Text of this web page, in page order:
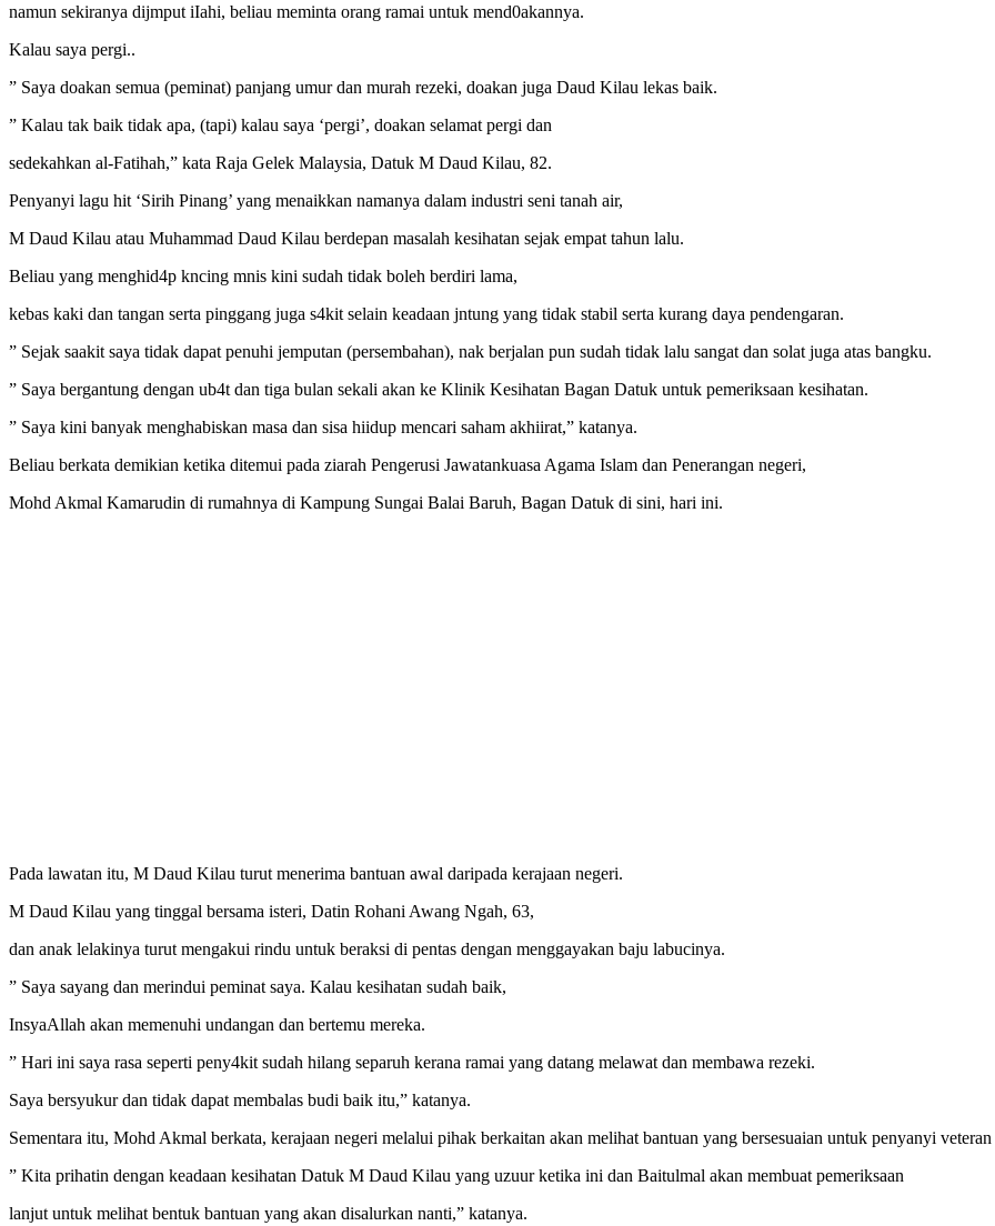
namun sekiranya dijmput iIahi, beliau meminta orang ramai untuk mend0akannya.
Kalau saya pergi..
” Saya doakan semua (peminat) panjang umur dan murah rezeki, doakan juga Daud Kilau lekas baik.
” Kalau tak baik tidak apa, (tapi) kalau saya ‘pergi’, doakan selamat pergi dan
sedekahkan al-Fatihah,” kata Raja Gelek Malaysia, Datuk M Daud Kilau, 82.
Penyanyi lagu hit ‘Sirih Pinang’ yang menaikkan namanya dalam industri seni tanah air,
M Daud Kilau atau Muhammad Daud Kilau berdepan masalah kesihatan sejak empat tahun lalu.
Beliau yang menghid4p kncing mnis kini sudah tidak boleh berdiri lama,
kebas kaki dan tangan serta pinggang juga s4kit selain keadaan jntung yang tidak stabil serta kurang daya pendengaran.
” Sejak saakit saya tidak dapat penuhi jemputan (persembahan), nak berjalan pun sudah tidak lalu sangat dan solat juga atas bangku.
” Saya bergantung dengan ub4t dan tiga bulan sekali akan ke Klinik Kesihatan Bagan Datuk untuk pemeriksaan kesihatan.
” Saya kini banyak menghabiskan masa dan sisa hiidup mencari saham akhiirat,” katanya.
Beliau berkata demikian ketika ditemui pada ziarah Pengerusi Jawatankuasa Agama Islam dan Penerangan negeri,
Mohd Akmal Kamarudin di rumahnya di Kampung Sungai Balai Baruh, Bagan Datuk di sini, hari ini.
Pada lawatan itu, M Daud Kilau turut menerima bantuan awal daripada kerajaan negeri.
M Daud Kilau yang tinggal bersama isteri, Datin Rohani Awang Ngah, 63,
dan anak lelakinya turut mengakui rindu untuk beraksi di pentas dengan menggayakan baju labucinya.
” Saya sayang dan merindui peminat saya. Kalau kesihatan sudah baik,
InsyaAllah akan memenuhi undangan dan bertemu mereka.
” Hari ini saya rasa seperti peny4kit sudah hilang separuh kerana ramai yang datang melawat dan membawa rezeki.
Saya bersyukur dan tidak dapat membalas budi baik itu,” katanya.
Sementara itu, Mohd Akmal berkata, kerajaan negeri melalui pihak berkaitan akan melihat bantuan yang bersesuaian untuk penyanyi
” Kita prihatin dengan keadaan kesihatan Datuk M Daud Kilau yang uzuur ketika ini dan Baitulmal akan membuat pemeriksaan
lanjut untuk melihat bentuk bantuan yang akan disalurkan nanti,” katanya.